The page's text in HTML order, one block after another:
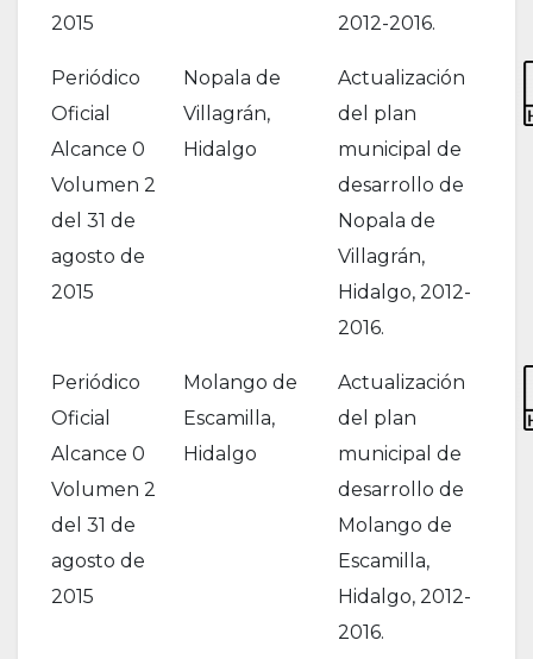
2015
2012-2016.
Periódico
Oficial
Alcance 0
Volumen 2
del 31 de
agosto de
2015
Nopala de
Villagrán,
Hidalgo
Actualización
del plan
municipal de
desarrollo de
Nopala de
Villagrán,
Hidalgo, 2012-
2016.
Periódico
Oficial
Alcance 0
Volumen 2
del 31 de
agosto de
2015
Molango de
Escamilla,
Hidalgo
Actualización
del plan
municipal de
desarrollo de
Molango de
Escamilla,
Hidalgo, 2012-
2016.